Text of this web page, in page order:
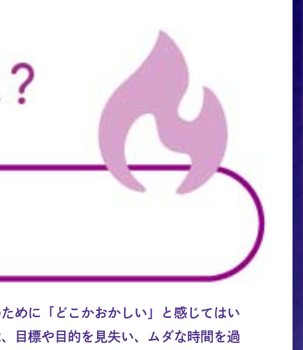
めに「どこかおかしい」と感じてはい
目標や目的を見失い、ムダな時間を過